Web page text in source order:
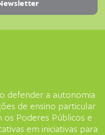
defender a autonomia
de ensino particular
Poderes Públicos e
em iniciativas para